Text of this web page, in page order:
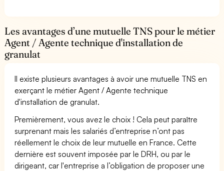
Les avantages d’une mutuelle TNS pour le métier
Agent / Agente technique d'installation de
granulat
Il existe plusieurs avantages à avoir une mutuelle TNS en
exerçant le métier Agent / Agente technique
d'installation de granulat.
Premièrement, vous avez le choix ! Cela peut paraître
surprenant mais les salariés d’entreprise n’ont pas
réellement le choix de leur mutuelle en France. Cette
dernière est souvent imposée par le DRH, ou par le
dirigeant, car l'entreprise a l’obligation de proposer une